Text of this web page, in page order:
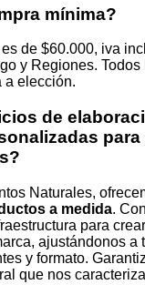
mínima?
de $60.000, iva
y Regiones.
a elección.
de
para
Naturales,
a medida.
para
ajustándonos a
y formato.
que nos